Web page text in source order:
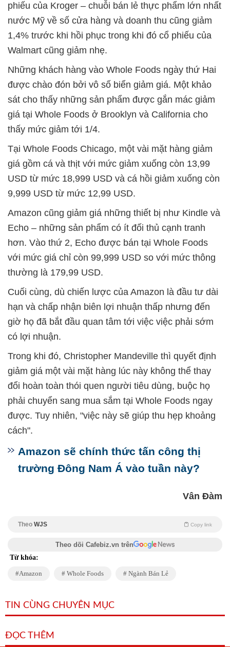
phiếu của Kroger – chuỗi bán lẻ thực phẩm lớn nhất
nước Mỹ về số cửa hàng và doanh thu cũng giảm
1,4% trước khi hồi phục trong khi đó cổ phiếu của
Walmart cũng giảm nhẹ.
Những khách hàng vào Whole Foods ngày thứ Hai
được chào đón bởi vô số biển giảm giá. Một khảo
sát cho thấy những sản phẩm được gắn mác giảm
giá tại Whole Foods ở Brooklyn và California cho
thấy mức giảm tới 1/4.
Tại Whole Foods Chicago, một vài mặt hàng giảm
giá gồm cá và thịt với mức giảm xuống còn 13,99
USD từ mức 18,999 USD và cá hồi giảm xuống còn
9,999 USD từ mức 12,99 USD.
Amazon cũng giảm giá những thiết bị như Kindle và
Echo – những sản phẩm có ít đối thủ cạnh tranh
hơn. Vào thứ 2, Echo được bán tại Whole Foods
với mức giá chỉ còn 99,999 USD so với mức thông
thường là 179,99 USD.
Cuối cùng, dù chiến lược của Amazon là đầu tư dài
hạn và chấp nhận biên lợi nhuận thấp nhưng đến
giờ họ đã bắt đầu quan tâm tới việc việc phải sớm
có lợi nhuận.
Trong khi đó, Christopher Mandeville thì quyết định
giảm giá một vài mặt hàng lúc này không thể thay
đổi hoàn toàn thói quen người tiêu dùng, buộc họ
phải chuyển sang mua sắm tại Whole Foods ngay
được. Tuy nhiên, "việc này sẽ giúp thu hẹp khoảng
cách".
Amazon sẽ chính thức tấn công thị
trường Đông Nam Á vào tuần này?
Vân Đàm
Theo WJS Copy link
Theo dõi Cafebiz.vn trên
Từ khóa:
Amazon Whole Foods Ngành Bán Lẻ
TIN CÙNG CHUYÊN MỤC
ĐỌC THÊM